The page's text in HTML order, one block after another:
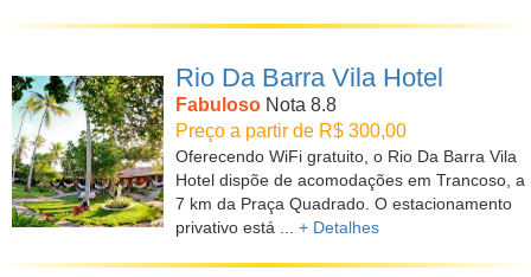
Rio Da Barra Vila Hotel
Fabuloso Nota 8.8
Preço a partir de R$ 300,00
Oferecendo WiFi gratuito, o Rio Da Barra Vila
Hotel dispõe de acomodações em Trancoso, a
7 km da Praça Quadrado. O estacionamento
privativo está ... + Detalhes